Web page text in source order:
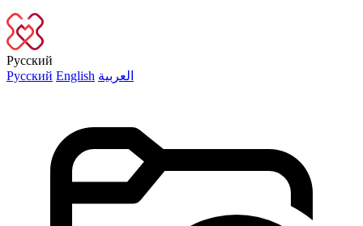
Русский
Русский English العربية